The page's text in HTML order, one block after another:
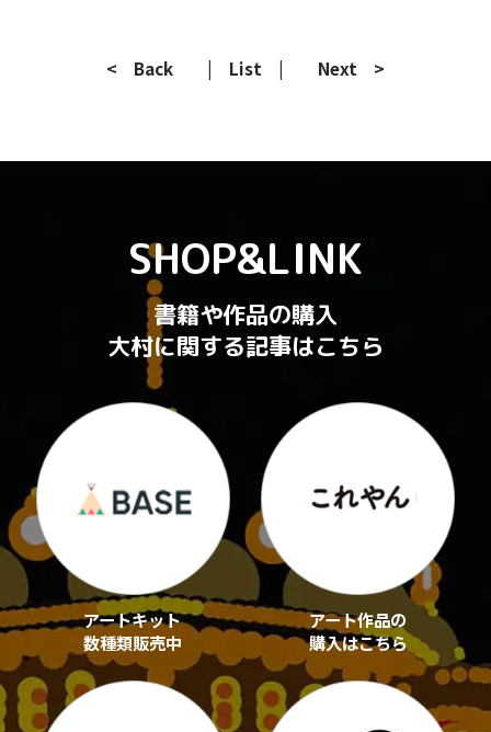
< Back | List | Next >
SHOP&LINK
書籍や作品の購入
大村に関する記事はこちら
アートキット
数種類販売中
アート作品の
購入はこちら